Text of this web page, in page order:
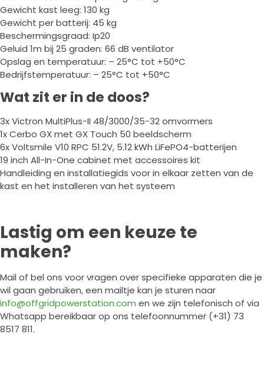
Gewicht kast leeg: 130 kg
Gewicht per batterij: 45 kg
Beschermingsgraad: Ip20
Geluid 1m bij 25 graden: 66 dB ventilator
Opslag en temperatuur: – 25°C tot +50°C
Bedrijfstemperatuur: – 25°C tot +50°C
Wat zit er in de doos?
3x Victron MultiPlus-II 48/3000/35-32 omvormers
1x Cerbo GX met GX Touch 50 beeldscherm
6x Voltsmile V10 RPC 51.2V, 5.12 kWh LiFePO4-batterijen
19 inch All-In-One cabinet met accessoires kit
Handleiding en installatiegids voor in elkaar zetten van de
kast en het installeren van het systeem
Lastig om een keuze te
maken?
Mail of bel ons voor vragen over specifieke apparaten die je
wil gaan gebruiken, een mailtje kan je sturen naar
info@offgridpowerstation.com en we zijn telefonisch of via
Whatsapp bereikbaar op ons telefoonnummer (+31) 73
8517 811.